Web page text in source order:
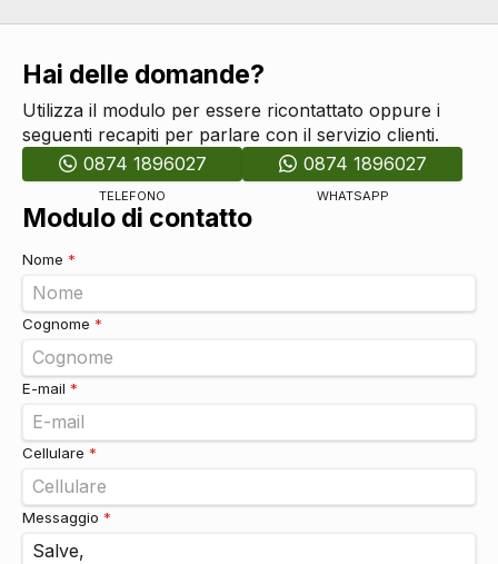
Assistente per partenze in salita
Fissaggi isofix
Airbag ginocchia
DI SERIE
Sicurezza
DI SERIE
Cinture di sicurezza
DI SERIE
Alzacristalli elettrici anteriori e posteriori
Hai delle domande?
Utilizza il modulo per essere ricontattato oppure i
seguenti recapiti per parlare con il servizio clienti.
0874 1896027
TELEFONO
0874 1896027
WHATSAPP
Modulo di contatto
Nome *
Cognome *
E-mail *
Cellulare *
Messaggio *